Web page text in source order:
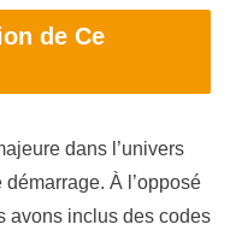
de Ce
dans l’univers
À l’opposé
avons inclus des codes